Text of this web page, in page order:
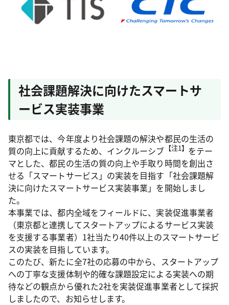
社会課題解決に向けたスマートサ
ービス実装事業
東京都では、今年度より社会課題の解決や都民の生活の
質の向上に貢献するため、インクルーシブ 【注1】 をテー
マとした、都民の生活の質の向上や手取り時間を創出さ
せる「スマートサービス」の実装を目指す「社会課題解
決に向けたスマートサービス実装事業」を開始しまし
た。
本事業では、都内全域をフィールドに、実装促進事業者
（東京都と連携してスタートアップによるサービス実装
を支援する事業者）1社当たり40件以上のスマートサービ
スの実装を目指しています。
このたび、新たに全7社の応募の中から、スタートアップ
への丁寧な支援体制や的確な課題設定による実装への期
待などの観点から優れた2社を実装促進事業者として採択
しましたので、お知らせします。